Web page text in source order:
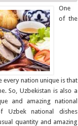
One
of the
every nation unique is that
So, Uzbekistan is also a
and amazing national
Uzbek national dishes
quantity and amazing